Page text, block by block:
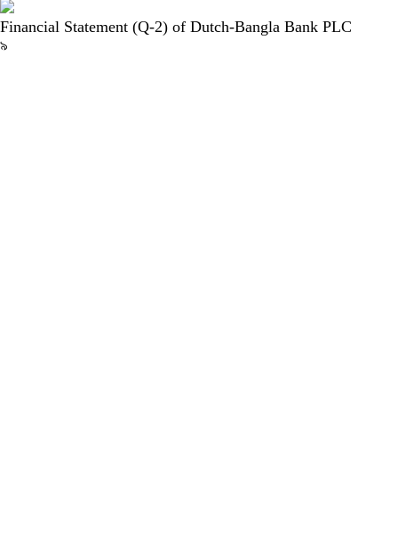
Financial Statement (Q-2) of Dutch-Bangla Bank PLC
৯